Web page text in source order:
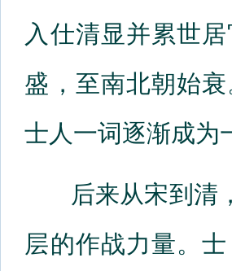
入仕清显并累世
盛，至南北朝始
士人一词逐渐成为
后来从宋到清，
层的作战力量。